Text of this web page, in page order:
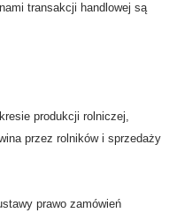
transakcji handlowej są
produkcji rolniczej,
przez rolników i sprzedaży
prawo zamówień